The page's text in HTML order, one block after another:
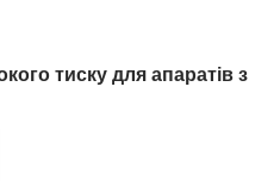
тиску для апаратів з